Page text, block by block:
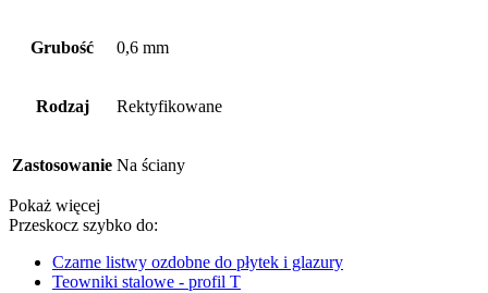
Grubość 0,6 mm
Rodzaj Rektyfikowane
Zastosowanie Na ściany
Pokaż więcej
Przeskocz szybko do:
Czarne listwy ozdobne do płytek i glazury
Teowniki stalowe - profil T